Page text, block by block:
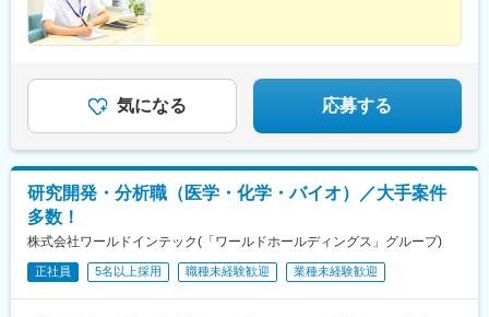
気になる 応募する
研究開発・分析職（医学・化学・バイオ）／大手案件
多数！
株式会社ワールドインテック(「ワールドホールディングス」グループ)
正社員 5名以上採用 職種未経験歓迎 業種未経験歓迎